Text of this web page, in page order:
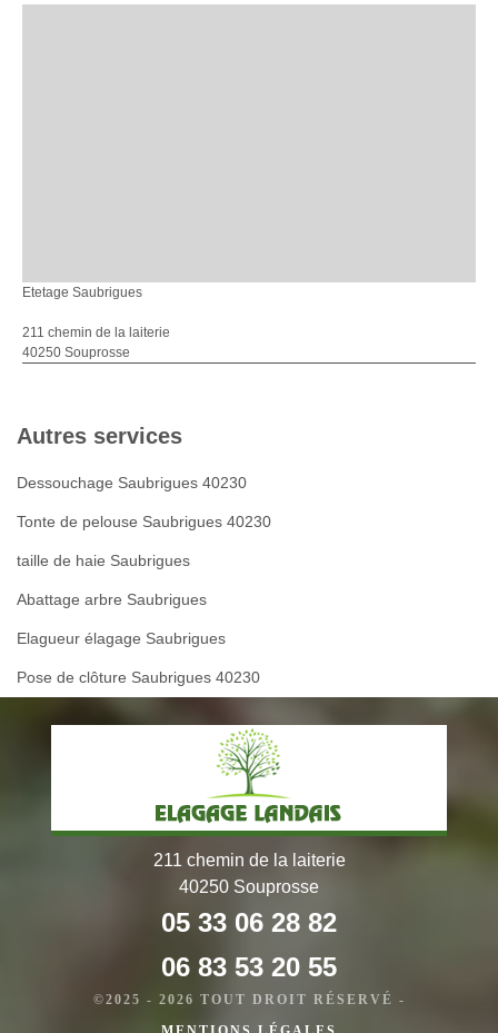
Etetage Saubrigues
211 chemin de la laiterie
40250 Souprosse
Autres services
Dessouchage Saubrigues 40230
Tonte de pelouse Saubrigues 40230
taille de haie Saubrigues
Abattage arbre Saubrigues
Elagueur élagage Saubrigues
Pose de clôture Saubrigues 40230
211 chemin de la laiterie
40250 Souprosse
05 33 06 28 82
06 83 53 20 55
©2025 - 2026 TOUT DROIT RÉSERVÉ -